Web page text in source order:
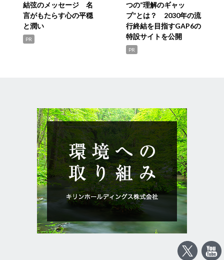
結弦のメッセージ 名
言がもたらす心の平穏
と潤い
PR
つの“理解のギャッ
プ”とは？ 2030年の流
行終結を目指すGAP6の
特設サイトを公開
PR